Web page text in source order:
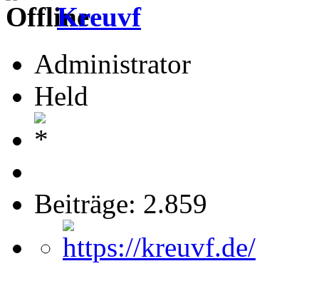
Kreuvf
Administrator
Held
Beiträge: 2.859